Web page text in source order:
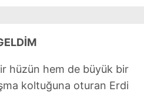
hüzün hem de büyük bir
koltuğuna oturan Erdi